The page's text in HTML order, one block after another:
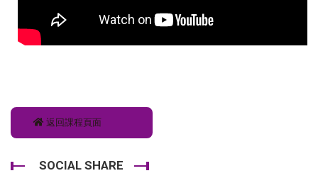
返回課程頁面
SOCIAL SHARE